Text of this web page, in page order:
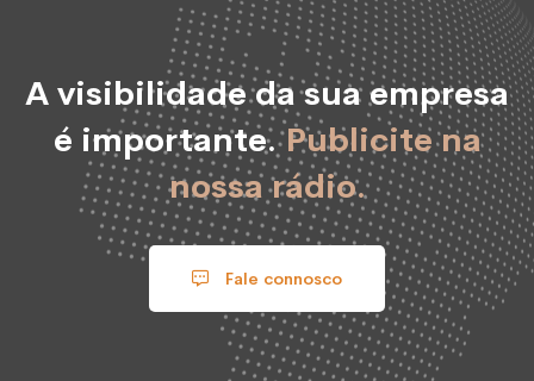
A visibilidade da sua empresa
é importante.Publicite na
nossa rádio.
Fale connosco